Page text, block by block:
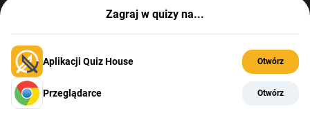
Zagraj w quizy na...
Aplikacji Quiz House Otwórz
Przeglądarce Otwórz